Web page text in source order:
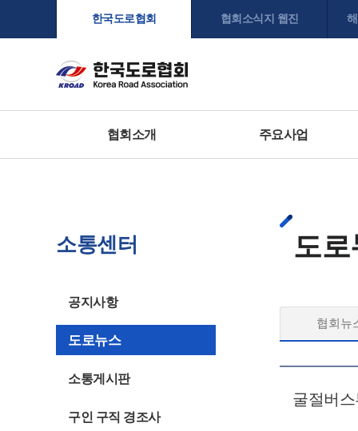
한국도로협회 협회소식지 웹진
협회소개 주요사업
소통센터
공지사항
도로뉴스
소통게시판
구인 구직 경조사
도로
협회뉴
굴절버